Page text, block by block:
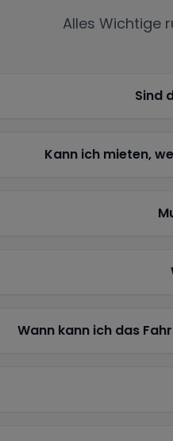
Alles Wichtige
Sind
Kann ich mieten,
Wann kann ich das